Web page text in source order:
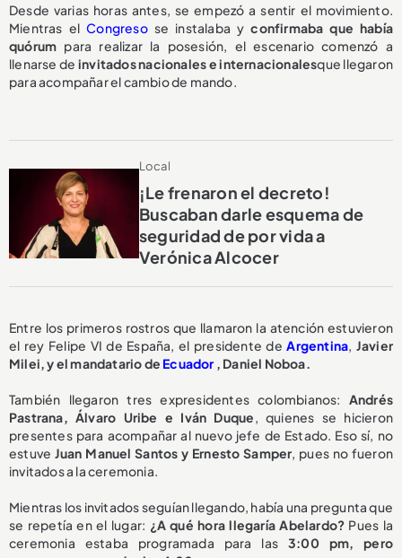
Desde varias horas antes, se empezó a sentir el movimiento.
Mientras elCongresose instalaba yconfirmaba que había
quórum para realizar la posesión, el escenario comenzó a
llenarse de invitados nacionales e internacionalesque llegaron
para acompañar el cambio de mando.
Local
¡Le frenaron el decreto!
Buscaban darle esquema de
seguridad de por vida a
Verónica Alcocer
Entre los primeros rostros que llamaron la atención estuvieron
el rey Felipe VI de España, el presidente deArgentina, Javier
Milei, y el mandatario de Ecuador , Daniel Noboa.
También llegaron tres expresidentes colombianos: Andrés
Pastrana, Álvaro Uribe e Iván Duque, quienes se hicieron
presentes para acompañar al nuevo jefe de Estado. Eso sí, no
estuve Juan Manuel Santos y Ernesto Samper, pues no fueron
invitados a la ceremonia.
Mientras los invitados seguían llegando, había una pregunta que
se repetía en el lugar: ¿A qué hora llegaría Abelardo? Pues la
ceremonia estaba programada para las 3:00 pm, pero